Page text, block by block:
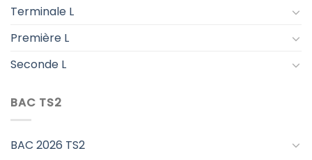
Terminale L
Première L
Seconde L
BAC TS2
BAC 2026 TS2